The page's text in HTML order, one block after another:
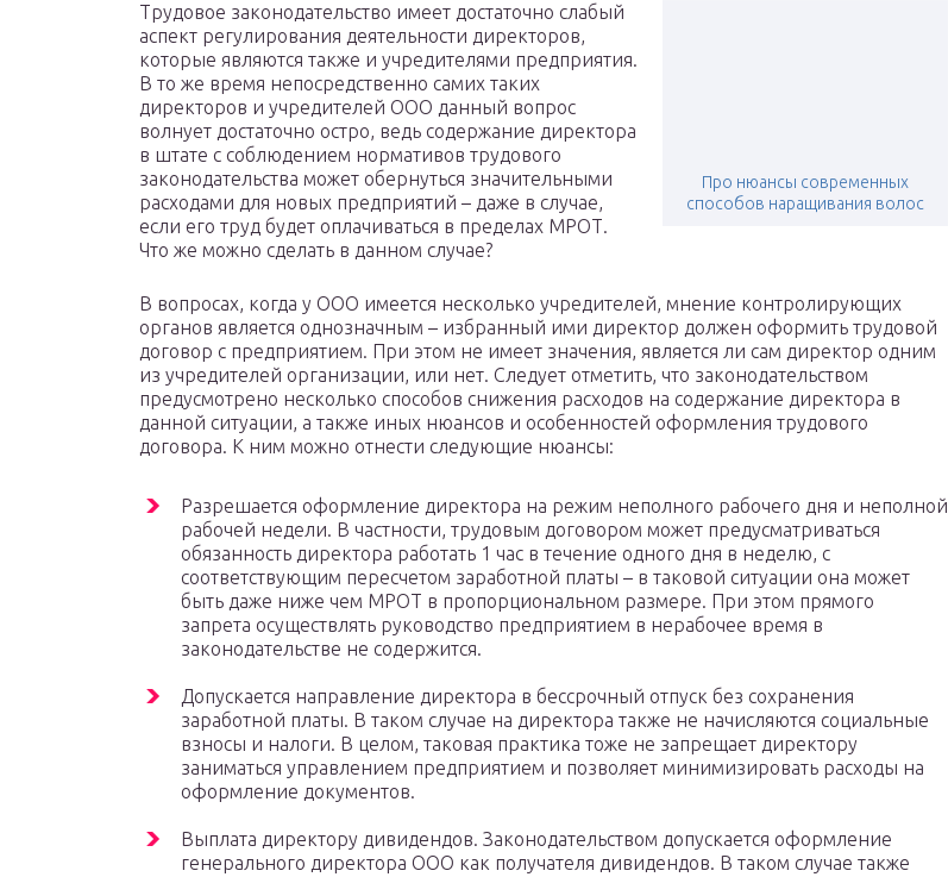
Про нюансы современных
способов наращивания волос
Трудовое законодательство имеет достаточно слабый
аспект регулирования деятельности директоров,
которые являются также и учредителями предприятия.
В то же время непосредственно самих таких
директоров и учредителей ООО данный вопрос
волнует достаточно остро, ведь содержание директора
в штате с соблюдением нормативов трудового
законодательства может обернуться значительными
расходами для новых предприятий – даже в случае,
если его труд будет оплачиваться в пределах МРОТ.
Что же можно сделать в данном случае?
В вопросах, когда у ООО имеется несколько учредителей, мнение контролирующих
органов является однозначным – избранный ими директор должен оформить трудовой
договор с предприятием. При этом не имеет значения, является ли сам директор одним
из учредителей организации, или нет. Следует отметить, что законодательством
предусмотрено несколько способов снижения расходов на содержание директора в
данной ситуации, а также иных нюансов и особенностей оформления трудового
договора. К ним можно отнести следующие нюансы:
Разрешается оформление директора на режим неполного рабочего дня и неполной
рабочей недели. В частности, трудовым договором может предусматриваться
обязанность директора работать 1 час в течение одного дня в неделю, с
соответствующим пересчетом заработной платы – в таковой ситуации она может
быть даже ниже чем МРОТ в пропорциональном размере. При этом прямого
запрета осуществлять руководство предприятием в нерабочее время в
законодательстве не содержится.
Допускается направление директора в бессрочный отпуск без сохранения
заработной платы. В таком случае на директора также не начисляются социальные
взносы и налоги. В целом, таковая практика тоже не запрещает директору
заниматься управлением предприятием и позволяет минимизировать расходы на
оформление документов.
Выплата директору дивидендов. Законодательством допускается оформление
генерального директора ООО как получателя дивидендов. В таком случае также